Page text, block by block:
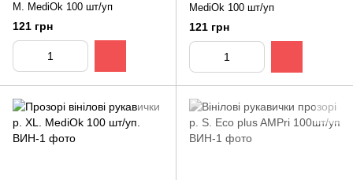
М. MediOk 100 шт/уп
121 грн
MediOk 100 шт/уп
121 грн